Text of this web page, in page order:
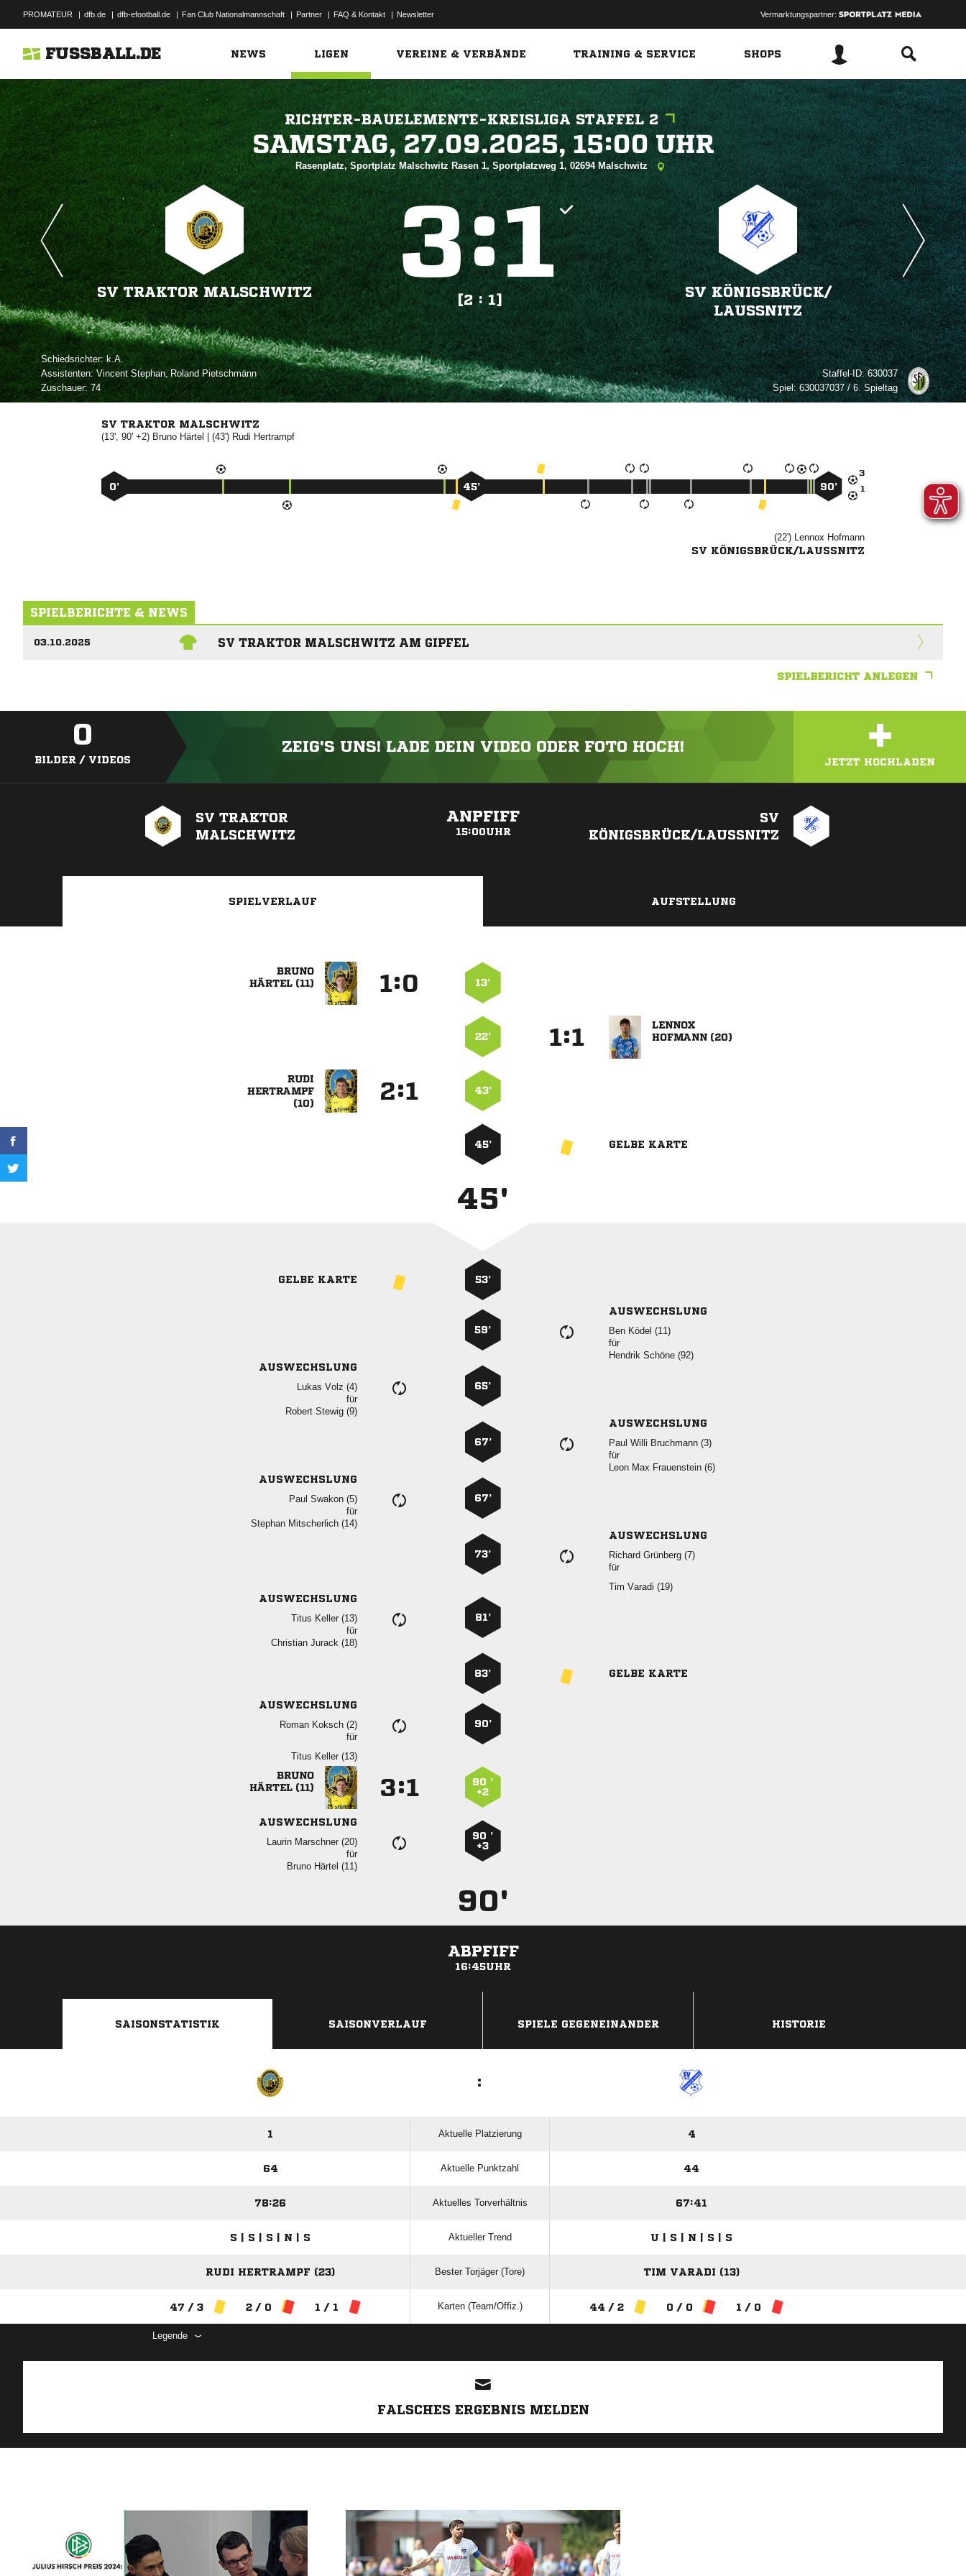
PROMATEUR | dfb.de | dfb-efootball.de | Fan Club Nationalmannschaft | Partner | FAQ & Kontakt | Newsletter Vermarktungspartner:
FUSSBALL.DE NEWS LIGEN VEREINE & VERBÄNDE TRAINING & SERVICE SHOPS
RICHTER-BAUELEMENTE-KREISLIGA STAFFEL 2
   
Rasenplatz, Sportplatz Malschwitz Rasen 1, Sportplatzweg 1, 02694 Malschwitz
SV TRAKTOR MALSCHWITZ
:
[2 : 1]
SV KÖNIGSBRÜCK/​
LAUSSNITZ
Schiedsrichter:
Assistenten: ,  
Zuschauer:74
Staffel-ID:630037
Spiel:630037037 / 6. Spieltag
SV TRAKTOR MALSCHWITZ
(13', 90' +2)  | (43')  


0’ 45’ 90’
(22')  
SV KÖNIGSBRÜCK/LAUSSNITZ
SPIELBERICHTE & NEWS
03.10.2025 SV TRAKTOR MALSCHWITZ AM GIPFEL
SPIELBERICHT ANLEGEN
0
BILDER / VIDEOS
ZEIG'S UNS! LADE DEIN VIDEO ODER FOTO HOCH! +
JETZT HOCHLADEN
SV TRAKTOR
MALSCHWITZ
ANPFIFF
15:00UHR
SV
KÖNIGSBRÜCK/LAUSSNITZ
SPIELVERLAUF AUFSTELLUNG

 
: 13’
22’ :

 



: 43’
45’ GELBE KARTE
45'
GELBE KARTE 53’
59’
AUSWECHSLUNG
  
für
  
AUSWECHSLUNG
  
für
  
65’
67’
AUSWECHSLUNG
   
für
   
AUSWECHSLUNG
  
für
  
67’
73’
AUSWECHSLUNG
  
für
  
AUSWECHSLUNG
  
für
  
81’
83’ GELBE KARTE
AUSWECHSLUNG
  
für
  
90’

 
:
90 ’
+2
AUSWECHSLUNG
  
für
  
90 ’
+3
90'
ABPFIFF
16:45UHR
SAISONSTATISTIK SAISONVERLAUF SPIELE GEGENEINANDER HISTORIE
:
1 Aktuelle Platzierung 4
64 Aktuelle Punktzahl 44
78:26 Aktuelles Torverhältnis 67:41
S | S | S | N | S Aktueller Trend U | S | N | S | S
RUDI HERTRAMPF (23) Bester Torjäger (Tore) TIM VARADI (13)
47 / 3 2 / 0 1 / 1 Karten (Team/Offiz.) 44 / 2 0 / 0 1 / 0
Legende
FALSCHES ERGEBNIS MELDEN